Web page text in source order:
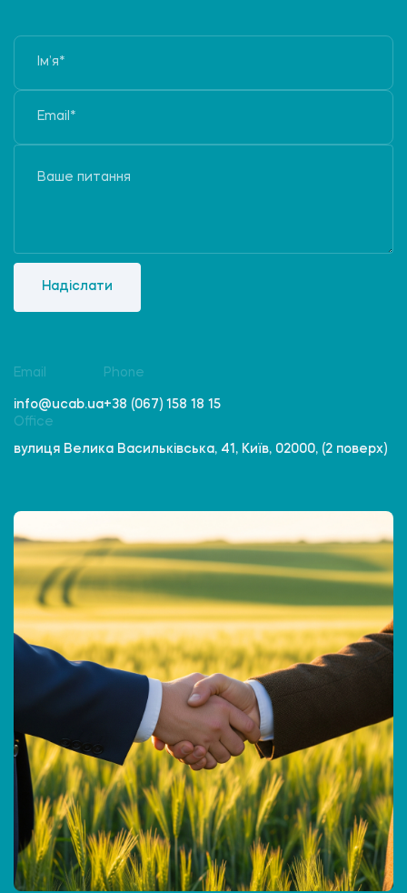
Надіслати
Email
info@ucab.ua
Phone
+38 (067) 158 18 15
Office
вулиця Велика Васильківська, 41, Київ, 02000, (2 поверх)